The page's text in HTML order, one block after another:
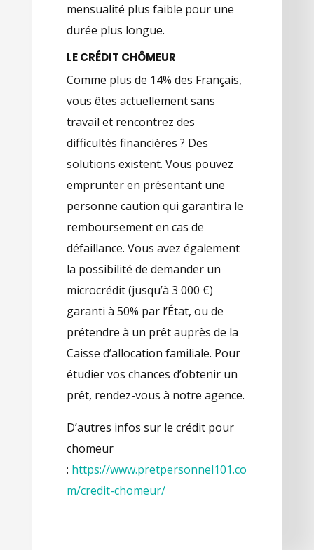
mensualité plus faible pour une
durée plus longue.
LE CRÉDIT CHÔMEUR
Comme plus de 14% des Français,
vous êtes actuellement sans
travail et rencontrez des
difficultés financières ? Des
solutions existent. Vous pouvez
emprunter en présentant une
personne caution qui garantira le
remboursement en cas de
défaillance. Vous avez également
la possibilité de demander un
microcrédit (jusqu’à 3 000 €)
garanti à 50% par l’État, ou de
prétendre à un prêt auprès de la
Caisse d’allocation familiale. Pour
étudier vos chances d’obtenir un
prêt, rendez-vous à notre agence.
D’autres infos sur le crédit pour
chomeur
: https://www.pretpersonnel101.co
m/credit-chomeur/